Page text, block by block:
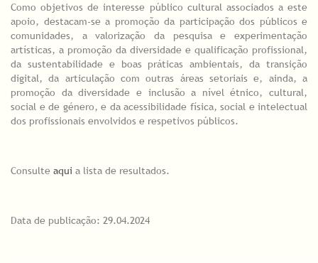
Como objetivos de interesse público cultural associados a este
apoio, destacam-se a promoção da participação dos públicos e
comunidades, a valorização da pesquisa e experimentação
artísticas, a promoção da diversidade e qualificação profissional,
da sustentabilidade e boas práticas ambientais, da transição
digital, da articulação com outras áreas setoriais e, ainda, a
promoção da diversidade e inclusão a nível étnico, cultural,
social e de género, e da acessibilidade física, social e intelectual
dos profissionais envolvidos e respetivos públicos.
Consulte aqui a lista de resultados.
Data de publicação: 29.04.2024